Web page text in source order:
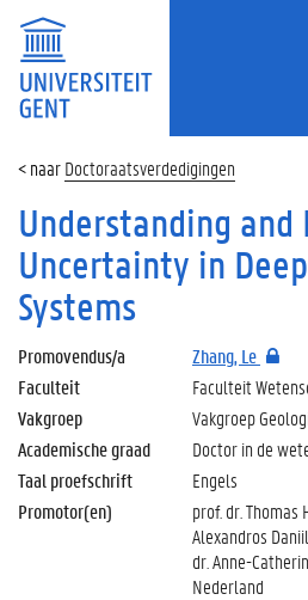
Doctoraatsverdedigingen
Understanding and
Uncertainty in
Systems
Promovendus/a
Zhang, Le
Faculteit
Faculteit
Vakgroep
Vakgroep
Academische graad
Doctor in de
Taal proefschrift
Engels
Promotor(en)
prof. dr. Thomas
Alexandros
dr. Anne-
Nederland